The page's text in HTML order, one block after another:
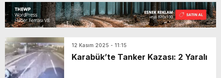
12 Kasım 2025 - 11:15
Karabük’te Tanker Kazası: 2 Yaralı